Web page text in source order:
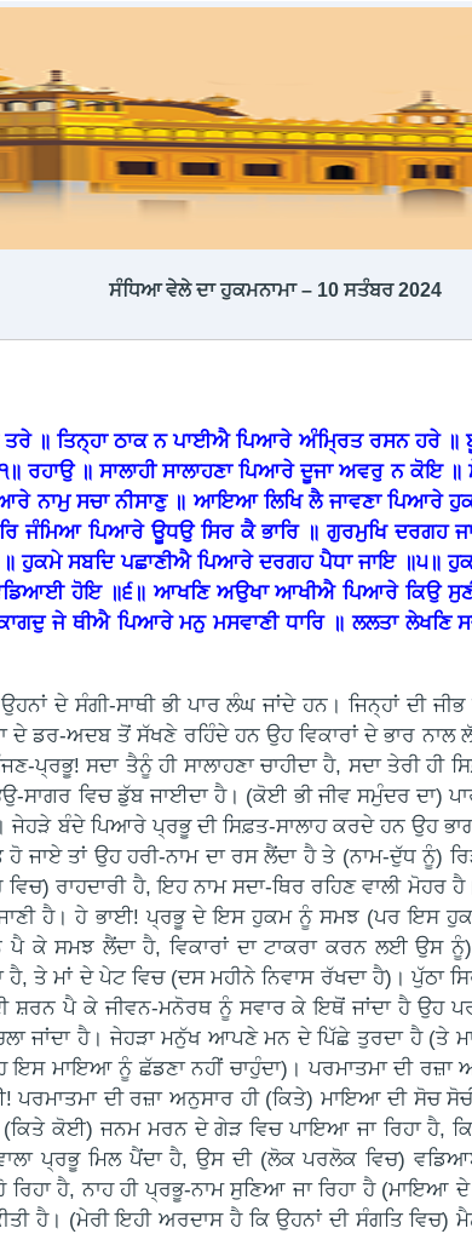
ਸੰਧਿਆ ਵੇਲੇ ਦਾ ਹੁਕਮਨਾਮਾ – 10 ਸਤੰਬਰ 2024
॥ ਤਿਨ੍ਹਾ ਠਾਕ ਨ ਪਾਈਐ ਪਿਆਰੇ ਅੰਮ੍ਰਿਤ ਰਸਨ ਹਰੇ ॥
ਰਹਾਉ ॥ ਸਾਲਾਹੀ ਸਾਲਾਹਣਾ ਪਿਆਰੇ ਦੂਜਾ ਅਵਰੁ ਨ
ਨਾਮੁ ਸਚਾ ਨੀਸਾਣੁ ॥ ਆਇਆ ਲਿਖਿ ਲੈ ਜਾਵਣਾ ਪਿਆਰੇ
ਜੰਮਿਆ ਪਿਆਰੇ ਊਧਉ ਸਿਰ ਕੈ ਭਾਰਿ ॥ ਗੁਰਮੁਖਿ
ਹੁਕਮੇ ਸਬਦਿ ਪਛਾਣੀਐ ਪਿਆਰੇ ਦਰਗਹ ਪੈਧਾ ਜਾਇ
ਹੋਇ ॥੬॥ ਆਖਣਿ ਅਉਖਾ ਆਖੀਐ ਪਿਆਰੇ ਕਿਉ
ਜੇ ਥੀਐ ਪਿਆਰੇ ਮਨੁ ਮਸਵਾਣੀ ਧਾਰਿ ॥ ਲਲਤਾ ਲੇਖਣਿ
ਦੇ ਸੰਗੀ-ਸਾਥੀ ਭੀ ਪਾਰ ਲੰਘ ਜਾਂਦੇ ਹਨ। ਜਿਨ੍ਹਾਂ ਦੀ
ਦੇ ਡਰ-ਅਦਬ ਤੋਂ ਸੱਖਣੇ ਰਹਿੰਦੇ ਹਨ ਉਹ ਵਿਕਾਰਾਂ ਦੇ ਭਾਰ
ਪ੍ਰਭੂ! ਸਦਾ ਤੈਨੂੰ ਹੀ ਸਾਲਾਹਣਾ ਚਾਹੀਦਾ ਹੈ, ਸਦਾ ਤੇਰੀ
ਸਾਗਰ ਵਿਚ ਡੁੱਬ ਜਾਈਦਾ ਹੈ। (ਕੋਈ ਭੀ ਜੀਵ ਸਮੁੰਦਰ ਦਾ)
ਜੇਹੜੇ ਬੰਦੇ ਪਿਆਰੇ ਪ੍ਰਭੂ ਦੀ ਸਿਫ਼ਤ-ਸਾਲਾਹ ਕਰਦੇ ਹਨ ਉਹ
ਜਾਏ ਤਾਂ ਉਹ ਹਰੀ-ਨਾਮ ਦਾ ਰਸ ਲੈਂਦਾ ਹੈ ਤੇ (ਨਾਮ-ਦੁੱਧ ਨੂੰ)
ਰਾਹਦਾਰੀ ਹੈ, ਇਹ ਨਾਮ ਸਦਾ-ਥਿਰ ਰਹਿਣ ਵਾਲੀ
ਹੈ। ਹੇ ਭਾਈ! ਪ੍ਰਭੂ ਦੇ ਇਸ ਹੁਕਮ ਨੂੰ ਸਮਝ (ਪਰ ਇਸ
ਕੇ ਸਮਝ ਲੈਂਦਾ ਹੈ, ਵਿਕਾਰਾਂ ਦਾ ਟਾਕਰਾ ਕਰਨ ਲਈ ਉਸ
ਤੇ ਮਾਂ ਦੇ ਪੇਟ ਵਿਚ (ਦਸ ਮਹੀਨੇ ਨਿਵਾਸ ਰੱਖਦਾ ਹੈ)। ਪੁੱਠਾ
ਪੈ ਕੇ ਜੀਵਨ-ਮਨੋਰਥ ਨੂੰ ਸਵਾਰ ਕੇ ਇਥੋਂ ਜਾਂਦਾ ਹੈ ਉਹ
ਜਾਂਦਾ ਹੈ। ਜੇਹੜਾ ਮਨੁੱਖ ਆਪਣੇ ਮਨ ਦੇ ਪਿੱਛੇ ਤੁਰਦਾ ਹੈ (ਤੇ
ਮਾਇਆ ਨੂੰ ਛੱਡਣਾ ਨਹੀਂ ਚਾਹੁੰਦਾ)। ਪਰਮਾਤਮਾ ਦੀ
ਦੀ ਰਜ਼ਾ ਅਨੁਸਾਰ ਹੀ (ਕਿਤੇ) ਮਾਇਆ ਦੀ ਸੋਚ
ਕੋਈ) ਜਨਮ ਮਰਨ ਦੇ ਗੇੜ ਵਿਚ ਪਾਇਆ ਜਾ ਰਿਹਾ ਹੈ,
ਪ੍ਰਭੂ ਮਿਲ ਪੈਂਦਾ ਹੈ, ਉਸ ਦੀ (ਲੋਕ ਪਰਲੋਕ ਵਿਚ)
ਰਿਹਾ ਹੈ, ਨਾਹ ਹੀ ਪ੍ਰਭੂ-ਨਾਮ ਸੁਣਿਆ ਜਾ ਰਿਹਾ ਹੈ
ਹੈ। (ਮੇਰੀ ਇਹੀ ਅਰਦਾਸ ਹੈ ਕਿ ਉਹਨਾਂ ਦੀ ਸੰਗਤਿ